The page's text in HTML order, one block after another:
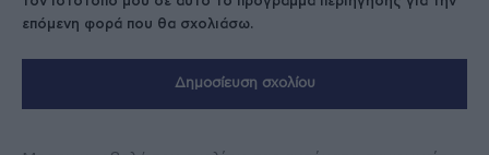
επόμενη φορά που θα σχολιάσω.